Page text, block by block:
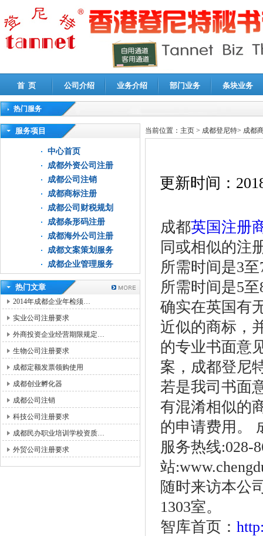
首 页 公司介绍 业务介绍 部门业务 条块业务
热门服务
高新技术企业认定审计|企业所得税汇算清缴申报鉴证
服务项目
中心首页
成都外资公司注册
成都公司注销
成都商标注册
成都公司财税规划
成都条形码注册
成都海外公司注册
成都文案策划服务
成都企业管理服务
热门文章
2014年成都企业年检须…
实业公司注册要求
外商投资企业经营期限规定…
生物公司注册要求
成都定额发票领购使用
成都创业孵化器
成都公司注销
科技公司注册要求
成都民办职业培训学校资质…
外贸公司注册要求
当前位置： 主页 > 成都登尼特> 成都
更新时间：
成都英国注册
同或相似的注
所需时间是3
所需时间是5
确实在英国有
近似的商标，
的专业书面意
案，成都登尼
若是我司书面
有混淆相似的
的申请费用。
服务热线:028-
站
随时来访本公
1303室。
智库首页：